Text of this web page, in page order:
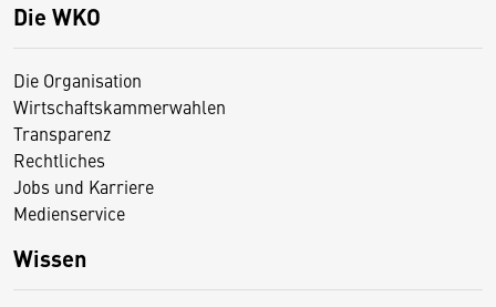
Die WKO
Die Organisation
Wirtschaftskammerwahlen
Transparenz
Rechtliches
Jobs und Karriere
Medienservice
Wissen